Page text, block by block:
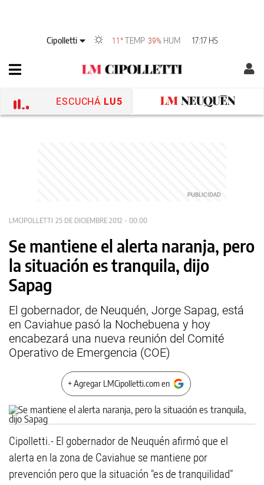
Cipolletti 11° TEMP 39% HUM 17:17 HS
ESCUCHÁ LU5
LMCIPOLLETTI 25 DE DICIEMBRE 2012 - 00:00
Se mantiene el alerta naranja, pero
la situación es tranquila, dijo
Sapag
El gobernador, de Neuquén, Jorge Sapag, está
en Caviahue pasó la Nochebuena y hoy
encabezará una nueva reunión del Comité
Operativo de Emergencia (COE)
+ Agregar LMCipolletti.com en
Cipolletti.- El gobernador de Neuquén afirmó que el
alerta en la zona de Caviahue se mantiene por
prevención pero que la situación "es de tranquilidad"